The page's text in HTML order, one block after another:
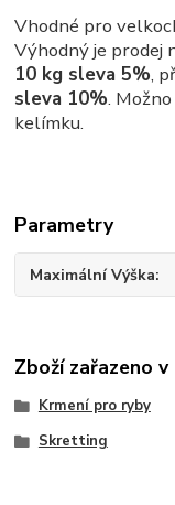
Vhodné pro
Výhodný je prodej
10 kg sleva 5%,
sleva 10%.
kelímku.
Parametry
Maximální Výška
Zboží zařazeno
Krmení pro ryby
Skretting